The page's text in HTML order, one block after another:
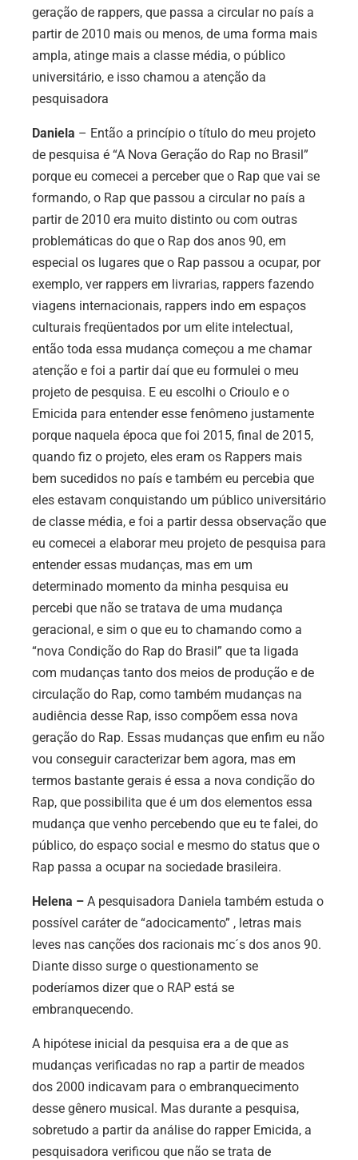
geração de rappers, que passa a circular no país a
partir de 2010 mais ou menos, de uma forma mais
ampla, atinge mais a classe média, o público
universitário, e isso chamou a atenção da
pesquisadora
Daniela – Então a princípio o título do meu projeto
de pesquisa é “A Nova Geração do Rap no Brasil”
porque eu comecei a perceber que o Rap que vai se
formando, o Rap que passou a circular no país a
partir de 2010 era muito distinto ou com outras
problemáticas do que o Rap dos anos 90, em
especial os lugares que o Rap passou a ocupar, por
exemplo, ver rappers em livrarias, rappers fazendo
viagens internacionais, rappers indo em espaços
culturais freqüentados por um elite intelectual,
então toda essa mudança começou a me chamar
atenção e foi a partir daí que eu formulei o meu
projeto de pesquisa. E eu escolhi o Crioulo e o
Emicida para entender esse fenômeno justamente
porque naquela época que foi 2015, final de 2015,
quando fiz o projeto, eles eram os Rappers mais
bem sucedidos no país e também eu percebia que
eles estavam conquistando um público universitário
de classe média, e foi a partir dessa observação que
eu comecei a elaborar meu projeto de pesquisa para
entender essas mudanças, mas em um
determinado momento da minha pesquisa eu
percebi que não se tratava de uma mudança
geracional, e sim o que eu to chamando como a
“nova Condição do Rap do Brasil” que ta ligada
com mudanças tanto dos meios de produção e de
circulação do Rap, como também mudanças na
audiência desse Rap, isso compõem essa nova
geração do Rap. Essas mudanças que enfim eu não
vou conseguir caracterizar bem agora, mas em
termos bastante gerais é essa a nova condição do
Rap, que possibilita que é um dos elementos essa
mudança que venho percebendo que eu te falei, do
público, do espaço social e mesmo do status que o
Rap passa a ocupar na sociedade brasileira.
Helena – A pesquisadora Daniela também estuda o
possível caráter de “adocicamento” , letras mais
leves nas canções dos racionais mc´s dos anos 90.
Diante disso surge o questionamento se
poderíamos dizer que o RAP está se
embranquecendo.
A hipótese inicial da pesquisa era a de que as
mudanças verificadas no rap a partir de meados
dos 2000 indicavam para o embranquecimento
desse gênero musical. Mas durante a pesquisa,
sobretudo a partir da análise do rapper Emicida, a
pesquisadora verificou que não se trata de